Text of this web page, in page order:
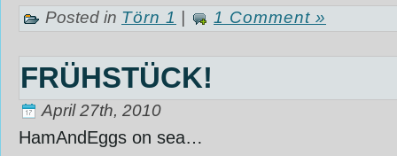
Posted in Törn 1 1 Comment »
FRÜHSTÜCK!
April 27th, 2010
HamAndEggs on sea…